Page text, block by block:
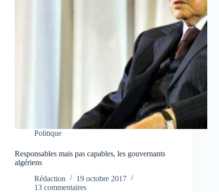
Politique
Responsables mais pas capables, les gouvernants
algériens
Rédaction
19 octobre 2017
13 commentaires